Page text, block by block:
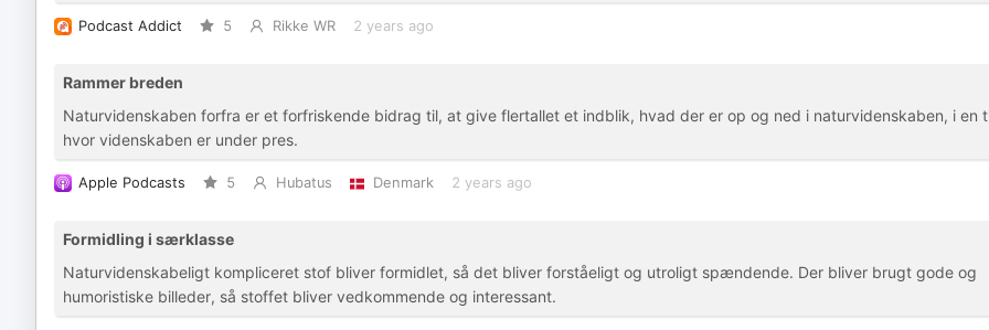
Podcast Addict 5 Rikke WR 2 years ago
Rammer breden
Naturvidenskaben forfra er et forfriskende bidrag til, at give flertallet et indblik, hvad der er op og ned i naturvidenskaben, i en
hvor videnskaben er under pres.
Apple Podcasts 5 Hubatus Denmark 2 years ago
Formidling i særklasse
Naturvidenskabeligt kompliceret stof bliver formidlet, så det bliver forståeligt og utroligt spændende. Der bliver brugt gode og
humoristiske billeder, så stoffet bliver vedkommende og interessant.